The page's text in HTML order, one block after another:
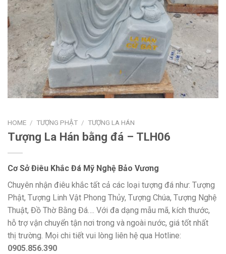
HOME / TƯỢNG PHẬT / TƯỢNG LA HÁN
Tượng La Hán bằng đá – TLH06
Cơ Sở Điêu Khắc Đá Mỹ Nghệ Bảo Vương
Chuyên nhận điêu khắc tất cả các loại tượng đá như: Tượng
Phật, Tượng Linh Vật Phong Thủy, Tượng Chúa, Tượng Nghệ
Thuật, Đồ Thờ Bằng Đá…. Với đa dạng mẫu mã, kích thước,
hỗ trợ vận chuyển tận nơi trong và ngoài nước, giá tốt nhất
thị trường. Mọi chi tiết vui lòng liên hệ qua Hotline:
0905.856.390